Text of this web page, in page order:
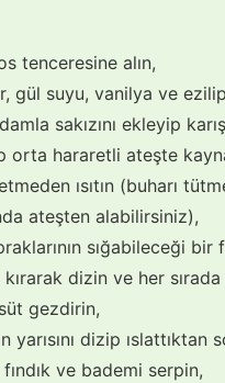
tenceresine alın,
gül suyu, vanilya ve
sakızını ekleyip
orta hararetli ateşte
ısıtın (buharı
ateşten alabilirsiniz),
sığabileceği bir
kırarak dizin ve her
gezdirin,
yarısını dizip ıslattıktan
ve bademi serpin,